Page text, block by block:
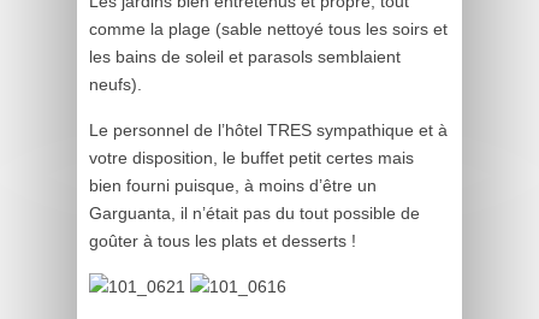
comme la plage (sable nettoyé tous les soirs et
les bains de soleil et parasols semblaient
neufs).
Le personnel de l’hôtel TRES sympathique et à
votre disposition, le buffet petit certes mais
bien fourni puisque, à moins d’être un
Garguanta, il n’était pas du tout possible de
goûter à tous les plats et desserts !